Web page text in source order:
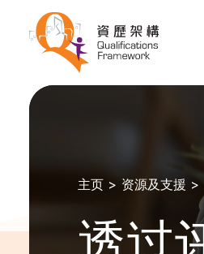
主页 > 资源及支援 >
透过